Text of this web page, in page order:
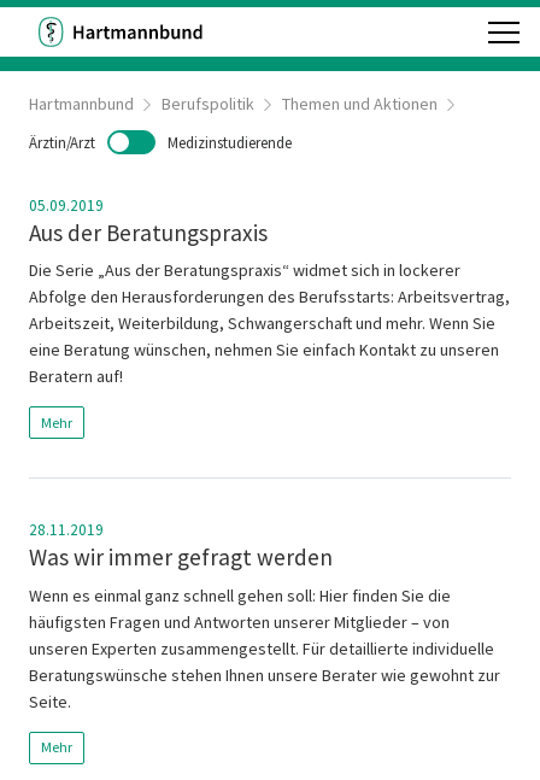
Hartmannbund Berufspolitik Themen und Aktionen
Ärztin/Arzt Medizinstudierende
05.09.2019
Aus der Beratungspraxis
Die Serie „Aus der Beratungspraxis“ widmet sich in lockerer
Abfolge den Herausforderungen des Berufsstarts: Arbeitsvertrag,
Arbeitszeit, Weiterbildung, Schwangerschaft und mehr. Wenn Sie
eine Beratung wünschen, nehmen Sie einfach Kontakt zu unseren
Beratern auf!
Mehr
28.11.2019
Was wir immer gefragt werden
Wenn es einmal ganz schnell gehen soll: Hier finden Sie die
häufigsten Fragen und Antworten unserer Mitglieder – von
unseren Experten zusammengestellt. Für detaillierte individuelle
Beratungswünsche stehen Ihnen unsere Berater wie gewohnt zur
Seite.
Mehr